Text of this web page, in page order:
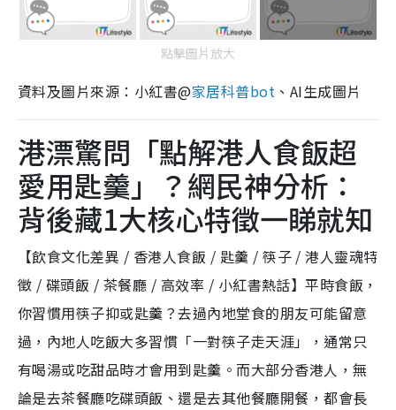
點擊圖片放大
資料及圖片來源：小紅書@家居科普bot 、AI生成圖片
港漂驚問「點解港人食飯超
愛用匙羹」？網民神分析：
背後藏1大核心特徵一睇就知
【飲食文化差異 / 香港人食飯 / 匙羹 / 筷子 / 港人靈魂特
徵 / 碟頭飯 / 茶餐廳 / 高效率 / 小紅書熱話】平時食飯，
你習慣用筷子抑或匙羹？去過內地堂食的朋友可能留意
過，內地人吃飯大多習慣「一對筷子走天涯」，通常只
有喝湯或吃甜品時才會用到匙羹。而大部分香港人，無
論是去茶餐廳吃碟頭飯、還是去其他餐廳開餐，都會長